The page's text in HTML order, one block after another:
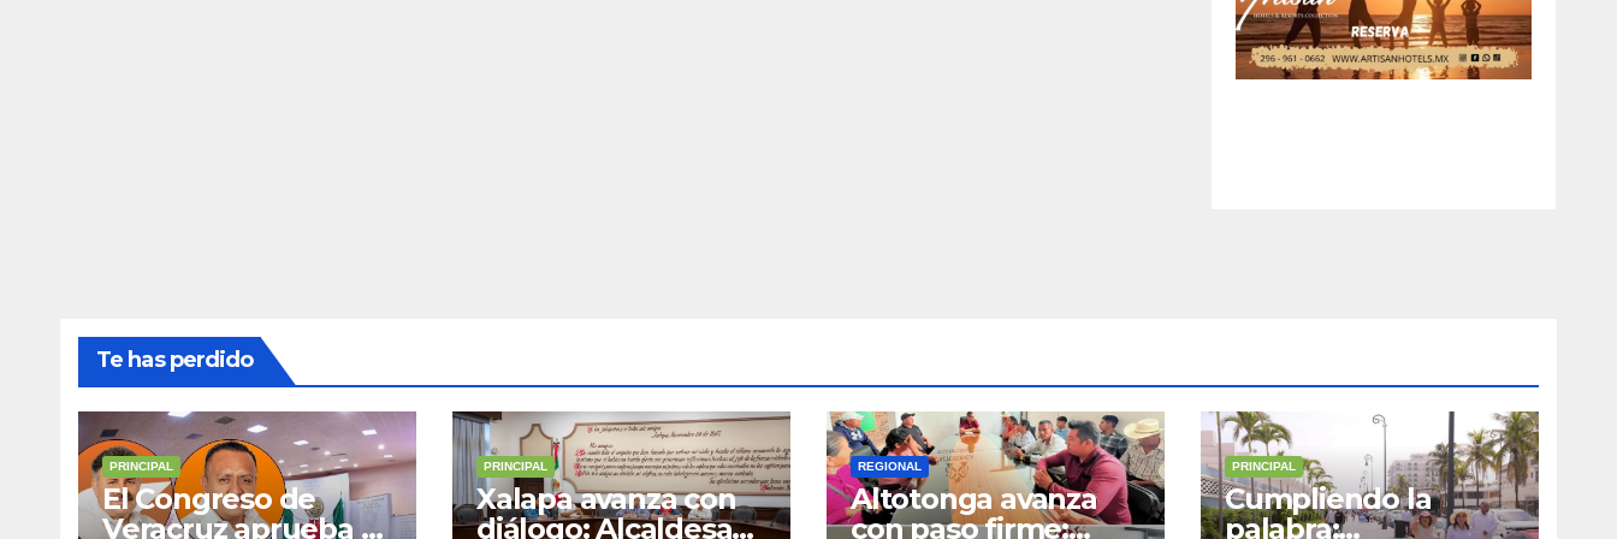
Te has perdido
PRINCIPAL
El Congreso de
Veracruz aprueba el
PRINCIPAL
Xalapa avanza con
diálogo: Alcaldesa
REGIONAL
Altotonga avanza
con paso firme:
PRINCIPAL
Cumpliendo la
palabra: